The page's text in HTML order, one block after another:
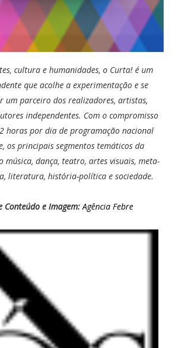
cultura e humanidades, o Curta! é um
que acolhe a experimentação e se
um parceiro dos realizadores, artistas,
independentes. Com o compromisso
horas por dia de programação nacional
os principais segmentos temáticos da
música, dança, teatro, artes visuais, meta-
literatura, história-política e sociedade.
Conteúdo e Imagem: Agência Febre